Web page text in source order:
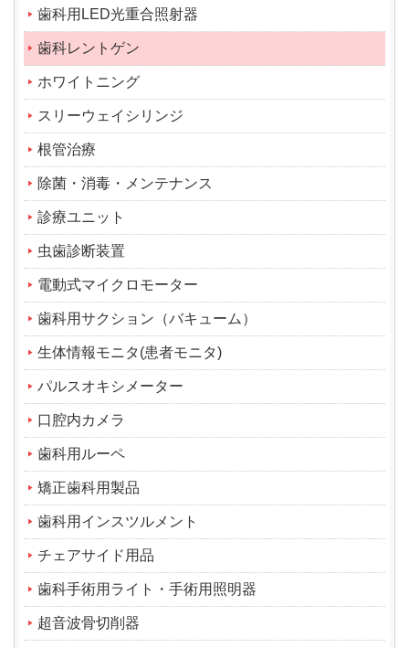
歯科用LED光重合照射器
歯科レントゲン
ホワイトニング
スリーウェイシリンジ
根管治療
除菌・消毒・メンテナンス
診療ユニット
虫歯診断装置
電動式マイクロモーター
歯科用サクション（バキューム）
生体情報モニタ(患者モニタ)
パルスオキシメーター
口腔内カメラ
歯科用ルーペ
矯正歯科用製品
歯科用インスツルメント
チェアサイド用品
歯科手術用ライト・手術用照明器
超音波骨切削器